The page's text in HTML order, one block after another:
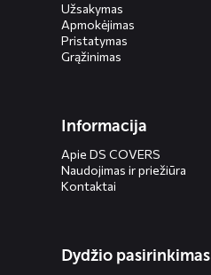
Užsakymas
Apmokėjimas
Pristatymas
Grąžinimas
Informacija
Apie DS COVERS
Naudojimas ir priežiūra
Kontaktai
Dydžio pasirinkimas